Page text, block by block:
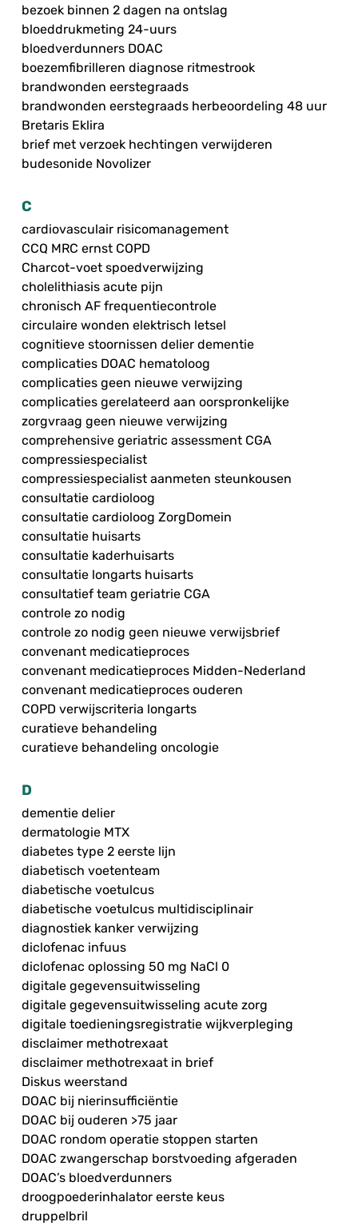
bezoek binnen 2 dagen na ontslag
bloeddrukmeting 24-uurs
bloedverdunners DOAC
boezemfibrilleren diagnose ritmestrook
brandwonden eerstegraads
brandwonden eerstegraads herbeoordeling 48 uur
Bretaris Eklira
brief met verzoek hechtingen verwijderen
budesonide Novolizer
C
cardiovasculair risicomanagement
CCQ MRC ernst COPD
Charcot-voet spoedverwijzing
cholelithiasis acute pijn
chronisch AF frequentiecontrole
circulaire wonden elektrisch letsel
cognitieve stoornissen delier dementie
complicaties DOAC hematoloog
complicaties geen nieuwe verwijzing
complicaties gerelateerd aan oorspronkelijke
zorgvraag geen nieuwe verwijzing
comprehensive geriatric assessment CGA
compressiespecialist
compressiespecialist aanmeten steunkousen
consultatie cardioloog
consultatie cardioloog ZorgDomein
consultatie huisarts
consultatie kaderhuisarts
consultatie longarts huisarts
consultatief team geriatrie CGA
controle zo nodig
controle zo nodig geen nieuwe verwijsbrief
convenant medicatieproces
convenant medicatieproces Midden-Nederland
convenant medicatieproces ouderen
COPD verwijscriteria longarts
curatieve behandeling
curatieve behandeling oncologie
D
dementie delier
dermatologie MTX
diabetes type 2 eerste lijn
diabetisch voetenteam
diabetische voetulcus
diabetische voetulcus multidisciplinair
diagnostiek kanker verwijzing
diclofenac infuus
diclofenac oplossing 50 mg NaCl 0
digitale gegevensuitwisseling
digitale gegevensuitwisseling acute zorg
digitale toedieningsregistratie wijkverpleging
disclaimer methotrexaat
disclaimer methotrexaat in brief
Diskus weerstand
DOAC bij nierinsufficiëntie
DOAC bij ouderen >75 jaar
DOAC rondom operatie stoppen starten
DOAC zwangerschap borstvoeding afgeraden
DOAC’s bloedverdunners
droogpoederinhalator eerste keus
druppelbril